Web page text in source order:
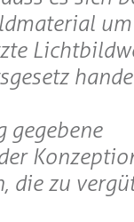
um
gegebene
die zu